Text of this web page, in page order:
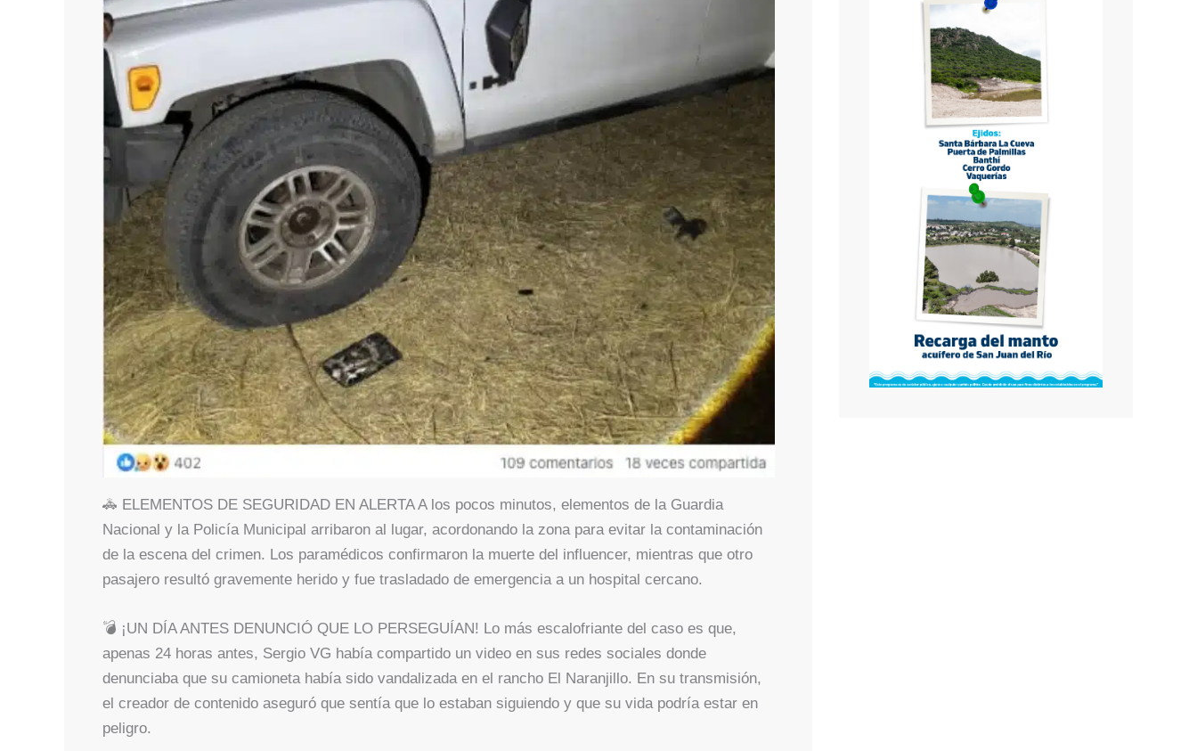
🚓 ELEMENTOS DE SEGURIDAD EN ALERTA A los pocos minutos, elementos de la Guardia
Nacional y la Policía Municipal arribaron al lugar, acordonando la zona para evitar la contaminación
de la escena del crimen. Los paramédicos confirmaron la muerte del influencer, mientras que otro
pasajero resultó gravemente herido y fue trasladado de emergencia a un hospital cercano.
💣 ¡UN DÍA ANTES DENUNCIÓ QUE LO PERSEGUÍAN! Lo más escalofriante del caso es que,
apenas 24 horas antes, Sergio VG había compartido un video en sus redes sociales donde
denunciaba que su camioneta había sido vandalizada en el rancho El Naranjillo. En su transmisión,
el creador de contenido aseguró que sentía que lo estaban siguiendo y que su vida podría estar en
peligro.